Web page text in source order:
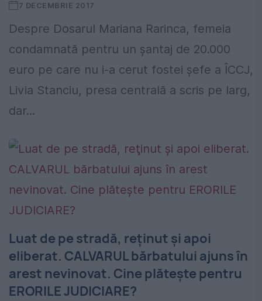
7 DECEMBRIE 2017
Despre Dosarul Mariana Rarinca, femeia
condamnată pentru un şantaj de 20.000
euro pe care nu i-a cerut fostei şefe a ÎCCJ,
Livia Stanciu, presa centrală a scris pe larg,
dar...
Luat de pe stradă, reţinut şi apoi
eliberat. CALVARUL bărbatului ajuns în
arest nevinovat. Cine plăteşte pentru
ERORILE JUDICIARE?